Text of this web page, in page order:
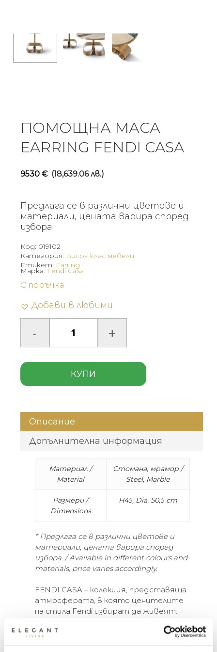
ПОМОЩНА МАСА
EARRING FENDI CASA
9530 € (18,639.06 лв.)
Предлага се в различни цветове и
материали, цената варира според
избора.
Код: 019102
Категория: Висок клас мебели
Етикет: Earring
С поръчка
Добави в любими
КУПИ
Марка: Fendi Casa
Описание
Допълнителна информация
Материал /
Material
Стомана, мрамор /
Steel, Marble
Размери /
Dimensions
H45, Dia. 50,5 cm
* Предлага се в различни цветове и
материали, цената варира според
избора. / Available in different colours and
materials, price varies accordingly.
FENDI CASA – колекция, представяща
атмосферата, в която ценителите
на стила Fendi избират да живеят.
космополитност и дискретен лукс –